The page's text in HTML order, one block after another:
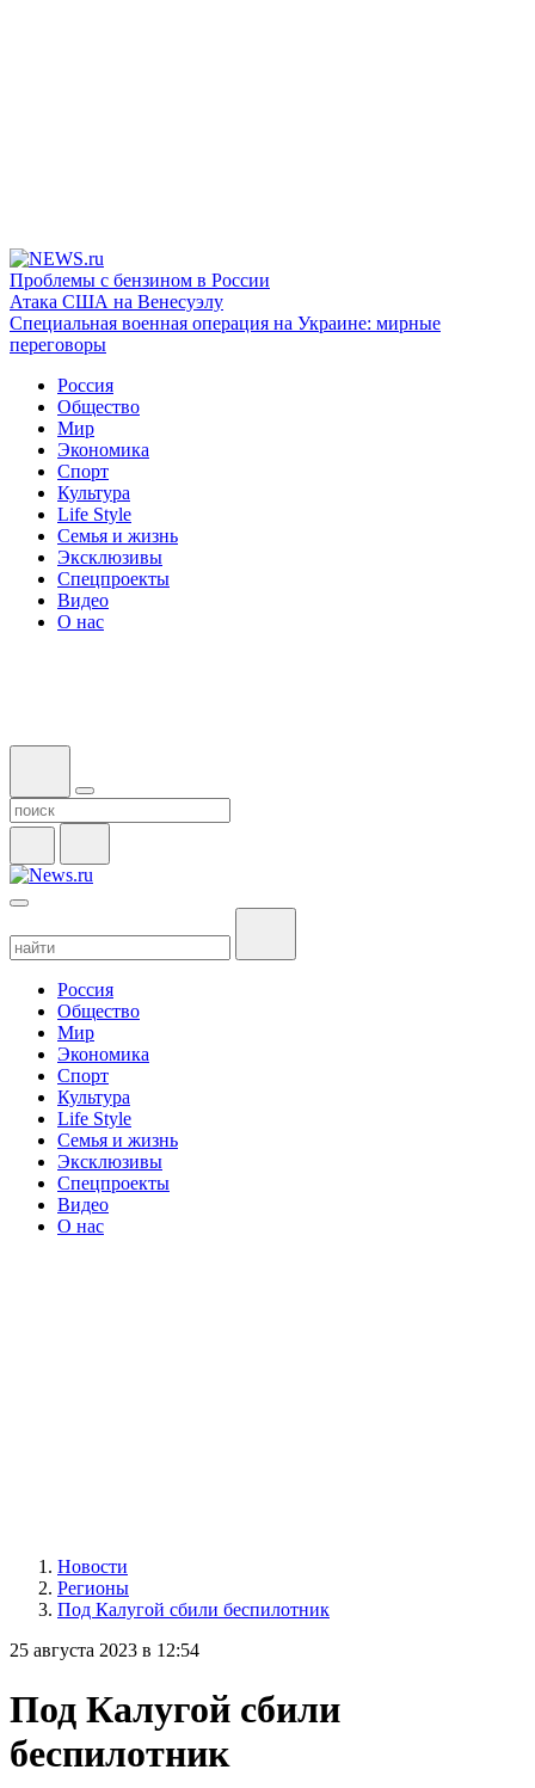
Проблемы с бензином в России
Атака США на Венесуэлу
Специальная военная операция на Украине: мирные
переговоры
Россия
Общество
Мир
Экономика
Спорт
Культура
Life Style
Семья и жизнь
Эксклюзивы
Спецпроекты
Видео
О нас
Россия
Общество
Мир
Экономика
Спорт
Культура
Life Style
Семья и жизнь
Эксклюзивы
Спецпроекты
Видео
О нас
Новости
Регионы
Под Калугой сбили беспилотник
25 августа 2023 в 12:54
Под Калугой сбили
беспилотник